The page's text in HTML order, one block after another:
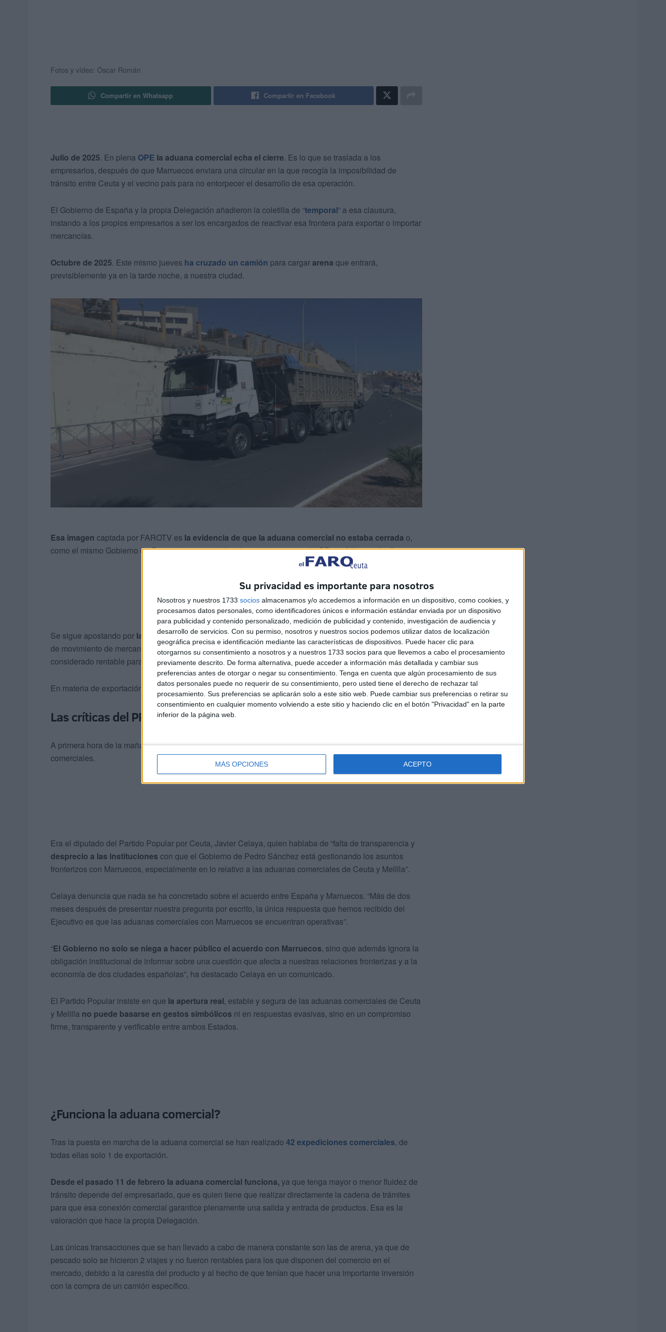
Su privacidad es importante para nosotros
Nosotros y nuestros 1733 socios almacenamos y/o accedemos a información en un dispositivo, como cookies, y
procesamos datos personales, como identificadores únicos e información estándar enviada por un dispositivo
para publicidad y contenido personalizado, medición de publicidad y contenido, investigación de audiencia y
desarrollo de servicios. Con su permiso, nosotros y nuestros socios podemos utilizar datos de localización
geográfica precisa e identificación mediante las características de dispositivos. Puede hacer clic para
otorgarnos su consentimiento a nosotros y a nuestros 1733 socios para que llevemos a cabo el procesamiento
previamente descrito. De forma alternativa, puede acceder a información más detallada y cambiar sus
preferencias antes de otorgar o negar su consentimiento. Tenga en cuenta que algún procesamiento de sus
datos personales puede no requerir de su consentimiento, pero usted tiene el derecho de rechazar tal
procesamiento. Sus preferencias se aplicarán solo a este sitio web. Puede cambiar sus preferencias o retirar su
consentimiento en cualquier momento volviendo a este sitio y haciendo clic en el botón "Privacidad" en la parte
inferior de la página web.
MÁS OPCIONES ACEPTO
Fotos y vídeo: Óscar Román
Compartir en Whatsapp Compartir en Facebook
Julio de 2025. En plena OPE la aduana comercial echa el cierre. Es lo que se traslada a los
empresarios, después de que Marruecos enviara una circular en la que recogía la imposibilidad de
tránsito entre Ceuta y el vecino país para no entorpecer el desarrollo de esa operación.
El Gobierno de España y la propia Delegación añadieron la coletilla de “temporal” a esa clausura,
instando a los propios empresarios a ser los encargados de reactivar esa frontera para exportar o importar
mercancías.
Octubre de 2025. Este mismo jueves ha cruzado un camión para cargararena que entrará,
previsiblemente ya en la tarde noche, a nuestra ciudad.
Esa imagen captada por FAROTV es la evidencia de que la aduana comercial no estaba cerrada o,
como el mismo Gobierno de España ha respondido a los parlamentarios del PP,está “operativa”.
Se sigue apostando por la importacióny, en concreto, de arena. La práctica totalidad de las operativas
de movimiento de mercancías ha sido de este material, salvo un par con pescado que no se ha
considerado rentable para el empresariado local.
En materia de exportación, la aduana comercial sigue siendo una opción descartada.
Las críticas del PP
A primera hora de la mañana el PP denunciabala opacidad del Gobiernoen su gestión de las aduanas
comerciales.
Era el diputado del Partido Popular por Ceuta, Javier Celaya, quien hablaba de “falta de transparencia y
desprecio a las instituciones con que el Gobierno de Pedro Sánchez está gestionando los asuntos
fronterizos con Marruecos, especialmente en lo relativo a las aduanas comerciales de Ceuta y Melilla”.
Celaya denuncia que nada se ha concretado sobre el acuerdo entre España y Marruecos. “Más de dos
meses después de presentar nuestra pregunta por escrito, la única respuesta que hemos recibido del
Ejecutivo es que las aduanas comerciales con Marruecos se encuentran operativas”.
“El Gobierno no solo se niega a hacer público el acuerdo con Marruecos, sino que además ignora la
obligación institucional de informar sobre una cuestión que afecta a nuestras relaciones fronterizas y a la
economía de dos ciudades españolas”, ha destacado Celaya en un comunicado.
El Partido Popular insiste en que la apertura real, estable y segura de las aduanas comerciales de Ceuta
y Melilla no puede basarse en gestos simbólicos ni en respuestas evasivas, sino en un compromiso
firme, transparente y verificable entre ambos Estados.
¿Funciona la aduana comercial?
Tras la puesta en marcha de la aduana comercial se han realizado 42 expediciones comerciales, de
todas ellas solo 1 de exportación.
Desde el pasado 11 de febrero la aduana comercial funciona, ya que tenga mayor o menor fluidez de
tránsito depende del empresariado, que es quien tiene que realizar directamente la cadena de trámites
para que esa conexión comercial garantice plenamente una salida y entrada de productos. Esa es la
valoración que hace la propia Delegación.
Las únicas transacciones que se han llevado a cabo de manera constante son las de arena, ya que de
pescado solo se hicieron 2 viajes y no fueron rentables para los que disponen del comercio en el
mercado, debido a la carestía del producto y al hecho de que tenían que hacer una importante inversión
con la compra de un camión específico.